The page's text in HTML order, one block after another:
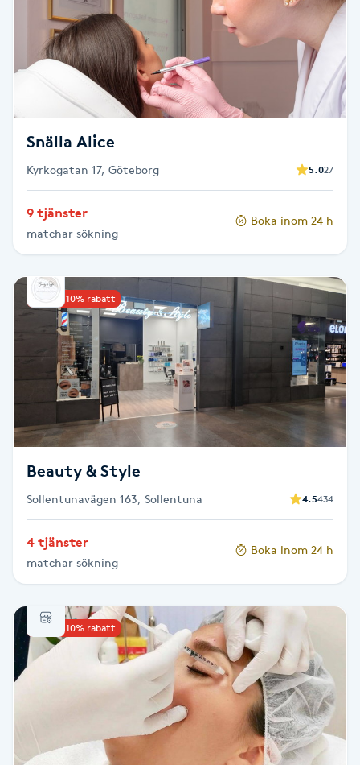
Kosmetisk tatuering
Kostrådgivning
Kroppsinpackning
Kärlbehandling
L
Laserbehandling
Lashlift Keratin
LED-ljusterapi
Liktornar
LPG
LPG-behandling
LPG-massage
Luggklippning
Lymfmassage
Snälla Alice
Kyrkogatan 17, Göteborg 5.027
9 tjänster
matchar sökning
Boka inom 24 h
Upp till 10% rabatt
Beauty & Style
Sollentunavägen 163, Sollentuna 4.5434
4 tjänster
matchar sökning
Boka inom 24 h
Upp till 10% rabatt